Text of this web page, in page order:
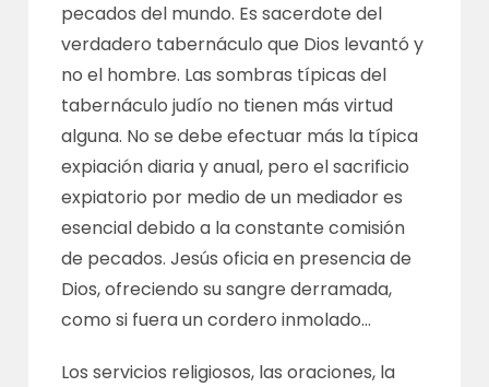
pecados del mundo. Es sacerdote del
verdadero tabernáculo que Dios levantó y
no el hombre. Las sombras típicas del
tabernáculo judío no tienen más virtud
alguna. No se debe efectuar más la típica
expiación diaria y anual, pero el sacrificio
expiatorio por medio de un mediador es
esencial debido a la constante comisión
de pecados. Jesús oficia en presencia de
Dios, ofreciendo su sangre derramada,
como si fuera un cordero inmolado…
Los servicios religiosos, las oraciones, la